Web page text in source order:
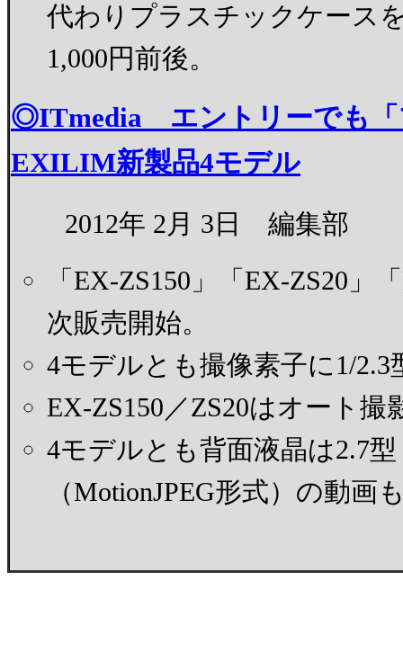
代わりプラスチックケース
1,000円前後。
◎ITmedia エントリーでも
EXILIM新製品4モデル
2012年 2月 3日 編集部
「EX-ZS150」「EX-ZS20」
次販売開始。
4モデルとも撮像素子に1/2.3
EX-ZS150／ZS20はオート
4モデルとも背面液晶は2.7
（MotionJPEG形式）の動画